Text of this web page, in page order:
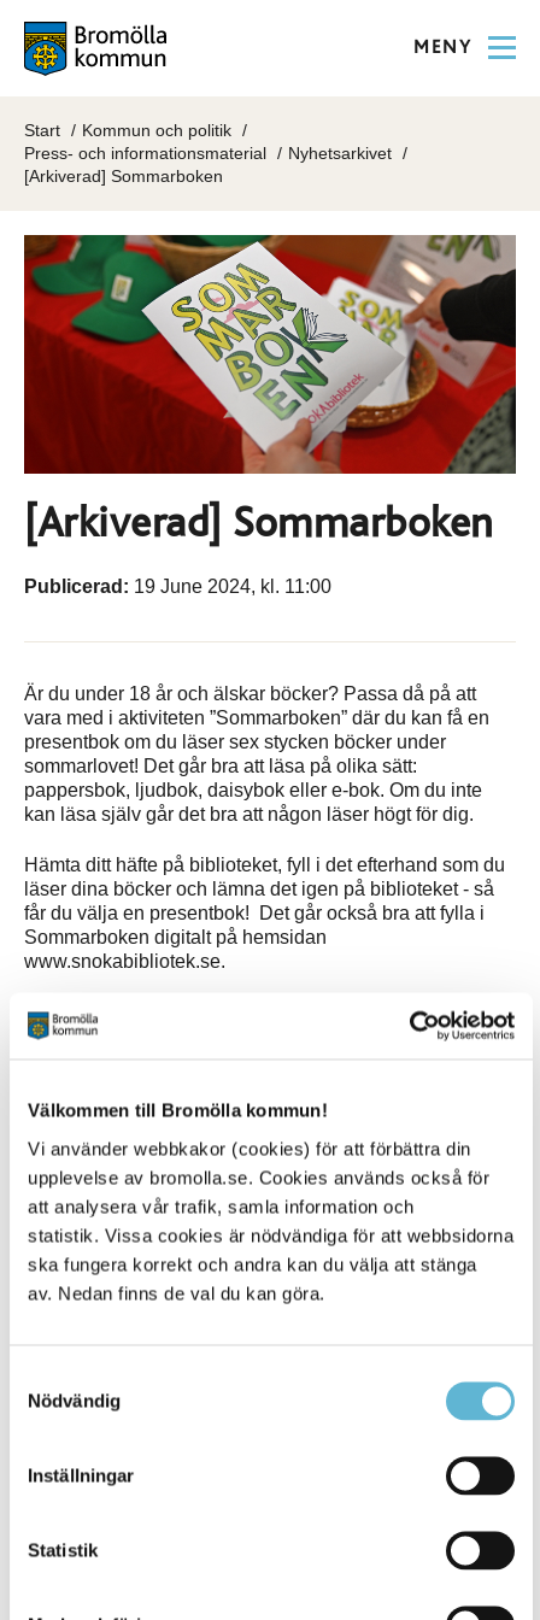
Välkommen till Bromölla kommun!
Vi använder webbkakor (cookies) för att förbättra din
upplevelse av bromolla.se. Cookies används också för
att analysera vår trafik, samla information och
statistik. Vissa cookies är nödvändiga för att webbsidorna
ska fungera korrekt och andra kan du välja att stänga
av. Nedan finns de val du kan göra.
Nödvändig
Inställningar
Statistik
MENY
Start
Kommun och politik
Press- och informationsmaterial
Nyhetsarkivet
[Arkiverad] Sommarboken
[Arkiverad] Sommarboken
Publicerad: 19 June 2024, kl. 11:00
Är du under 18 år och älskar böcker? Passa då på att
vara med i aktiviteten ”Sommarboken” där du kan få en
presentbok om du läser sex stycken böcker under
sommarlovet! Det går bra att läsa på olika sätt:
pappersbok, ljudbok, daisybok eller e-bok. Om du inte
kan läsa själv går det bra att någon läser högt för dig.
Hämta ditt häfte på biblioteket, fyll i det efterhand som du
läser dina böcker och lämna det igen på biblioteket - så
får du välja en presentbok! Det går också bra att fylla i
Sommarboken digitalt på hemsidan
www.snokabibliotek.se.
Sommarboken riktar sig till alla barn från 0 till 18 år. Sista
dag att lämna in sitt häfte är 31 augusti.
Sidan senast uppdaterad:den 23 September 2024
Tipsa och dela sidan
Skriv ut
KONTAKT